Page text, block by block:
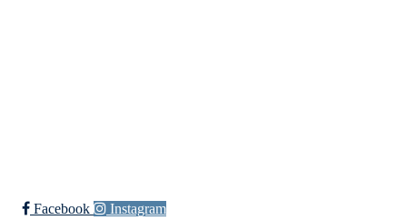
Facebook Instagram